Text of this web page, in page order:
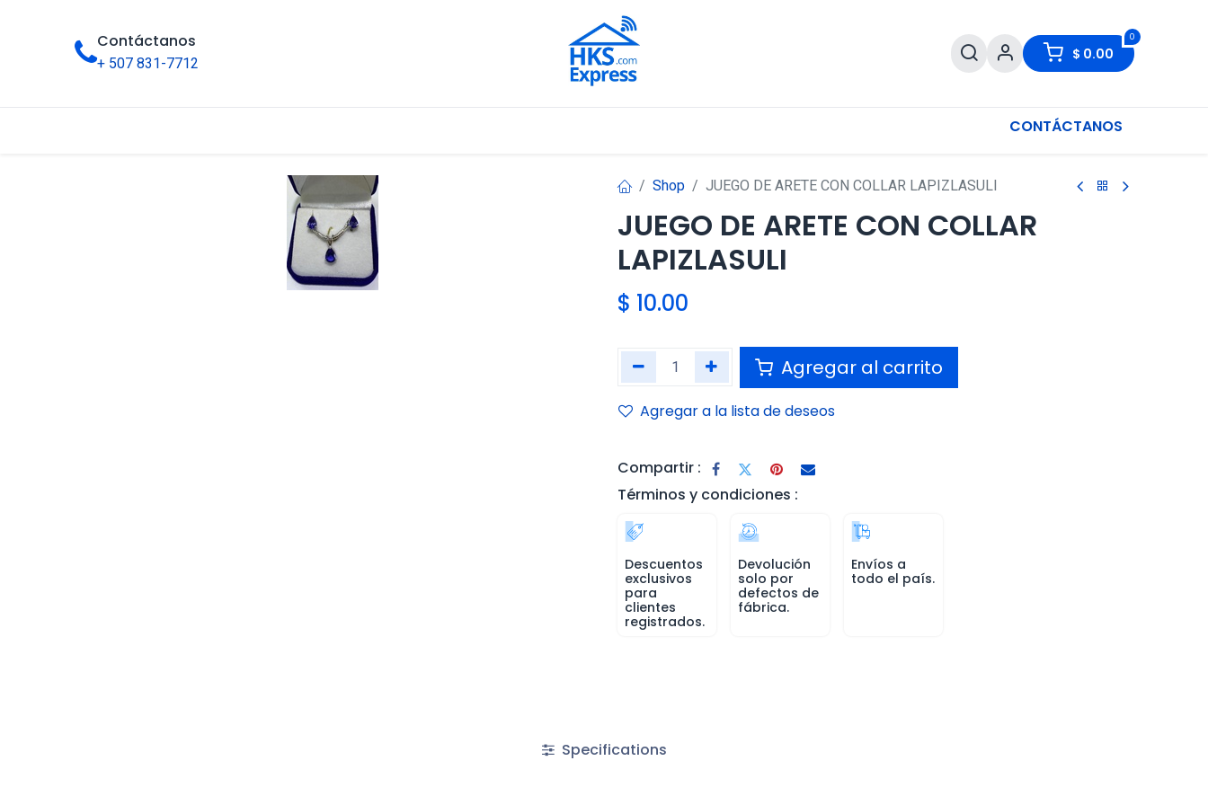
Contáctanos
+ 507 831-7712
0
$ 0.00
CONTÁCTANOS
Shop JUEGO DE ARETE CON COLLAR LAPIZLASULI
JUEGO DE ARETE CON COLLAR
LAPIZLASULI
$ 10.00
Agregar al carrito
Agregar a la lista de deseos
Compartir :
Términos y condiciones :
Descuentos
exclusivos
para
clientes
registrados.
Devolución
solo por
defectos de
fábrica.
Envíos a
todo el país.
Specifications